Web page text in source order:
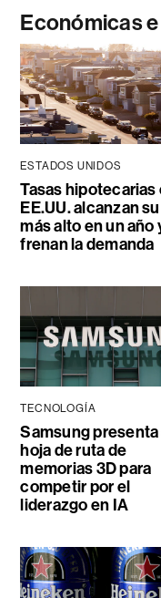
Económicas
ESTADOS UNIDOS
Tasas hipotecarias
EE.UU. alcanzan
más alto en un año
frenan la demanda
TECNOLOGÍA
Samsung presenta
hoja de ruta de
memorias 3D para
competir por el
liderazgo en IA